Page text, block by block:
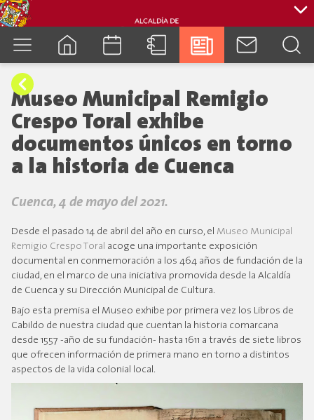
Museo Municipal Remigio
Crespo Toral exhibe
documentos únicos en torno
a la historia de Cuenca
Cuenca, 4 de mayo del 2021.
Desde el pasado 14 de abril del año en curso, el Museo Municipal
Remigio Crespo Toral acoge una importante exposición
documental en conmemoración a los 464 años de fundación de la
ciudad, en el marco de una iniciativa promovida desde la Alcaldía
de Cuenca y su Dirección Municipal de Cultura.
Bajo esta premisa el Museo exhibe por primera vez los Libros de
Cabildo de nuestra ciudad que cuentan la historia comarcana
desde 1557 -año de su fundación- hasta 1611 a través de siete libros
que ofrecen información de primera mano en torno a distintos
aspectos de la vida colonial local.